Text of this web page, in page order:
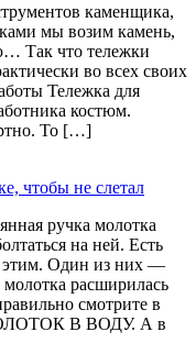
каменщика,
мы возим камень,
Так что тележки
во всех своих
Тележка для
костюм.
То […]
чтобы не слетал
ручка молотка
на ней. Есть
этим. Один из них —
расширилась
смотрите в
В ВОДУ. А в